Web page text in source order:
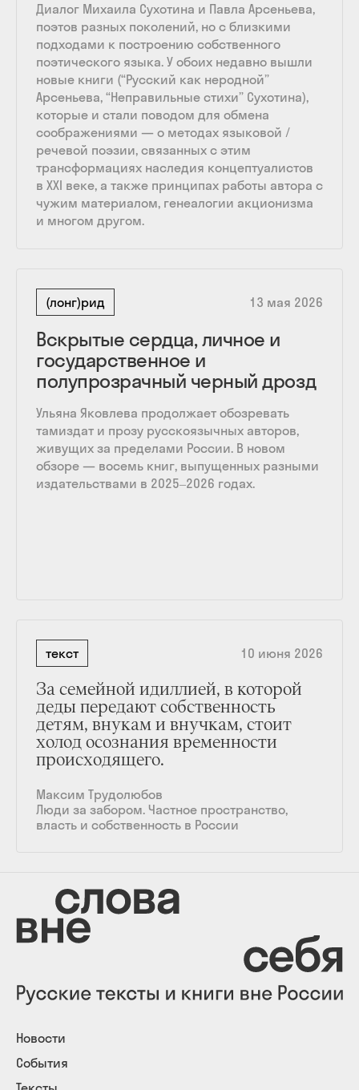
Диалог Михаила Сухотина и Павла Арсеньева,
поэтов разных поколений, но с близкими
подходами к построению собственного
поэтического языка. У обоих недавно вышли
новые книги (“Русский как неродной”
Арсеньева, “Неправильные стихи” Сухотина),
которые и стали поводом для обмена
соображениями — о методах языковой /
речевой поэзии, связанных с этим
трансформациях наследия концептуалистов
в ХХI веке, а также принципах работы автора с
чужим материалом, генеалогии акционизма
и многом другом.
(лонг)рид 13 мая 2026
Вскрытые сердца, личное и
государственное и
полупрозрачный черный дрозд
Ульяна Яковлева продолжает обозревать
тамиздат и прозу русскоязычных авторов,
живущих за пределами России. В новом
обзоре — восемь книг, выпущенных разными
издательствами в 2025‒2026 годах.
текст 10 июня 2026
За семейной идиллией, в которой
деды передают собственность
детям, внукам и внучкам, стоит
холод осознания временности
происходящего.
Максим Трудолюбов
Люди за забором. Частное пространство,
власть и собственность в России
Новости
События